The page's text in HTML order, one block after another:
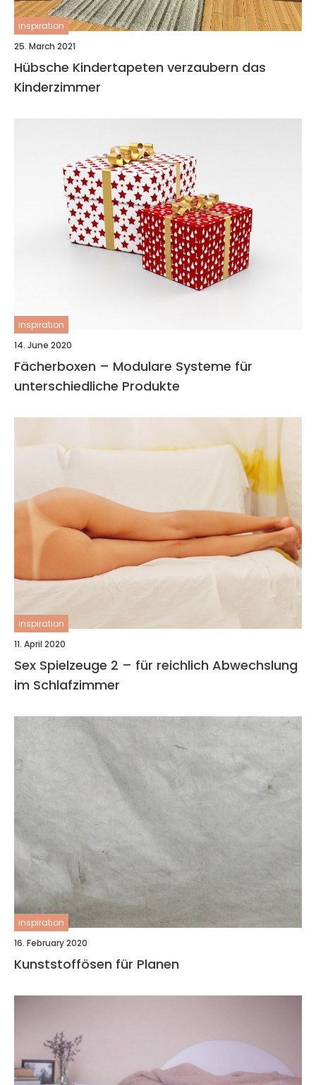
inspiration
25. March 2021
Hübsche Kindertapeten verzaubern das
Kinderzimmer
inspiration
14. June 2020
Fächerboxen – Modulare Systeme für
unterschiedliche Produkte
inspiration
11. April 2020
Sex Spielzeuge 2 – für reichlich Abwechslung
im Schlafzimmer
inspiration
16. February 2020
Kunststoffösen für Planen